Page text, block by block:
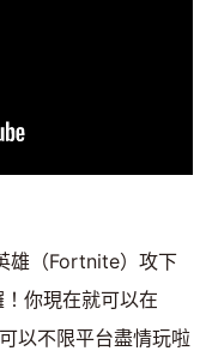
雄（Fortnite）攻下
你現在就可以在
以不限平台盡情玩啦